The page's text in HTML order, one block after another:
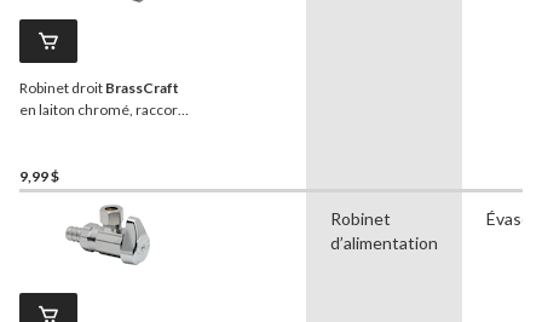
Robinet droit BrassCraft
en laiton chromé, raccord
3/8 po DE
9,99 $
Robinet
d’alimentation
Évasé